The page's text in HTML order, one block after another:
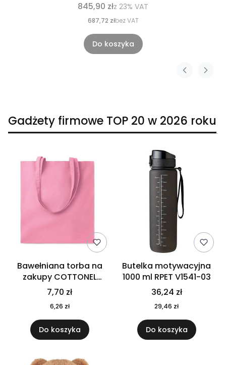
845,90 złz 23% VAT
687,72 złbez VAT
Do koszyka
Gadżety firmowe TOP 20 w 2026 roku
Bawełniana torba na
zakupy COTTONEL
COLOUR++ MO9846-11
7,70 zł
6,26 zł
Do koszyka
Butelka motywacyjna
1000 ml RPET V1541-03
36,24 zł
29,46 zł
Do koszyka